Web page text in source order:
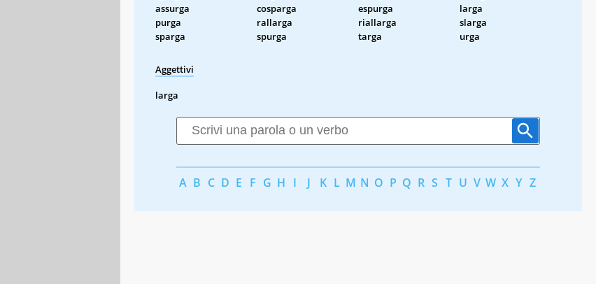
assurga
cosparga espurga
larga
purga
rallarga riallarga
slarga
sparga
spurga targa urga
Aggettivi
larga
A B C D E F G H I J K L M N O P Q R S T U V W X Y Z